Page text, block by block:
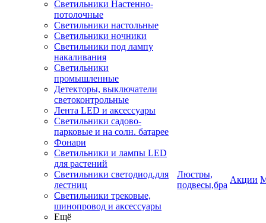
Светильники Настенно-
потолочные
Светильники настольные
Светильники ночники
Светильники под лампу
накаливания
Светильники
промышленные
Детекторы, выключатели
светоконтрольные
Лента LED и аксессуары
Светильники садово-
парковые и на солн. батарее
Фонари
Светильники и лампы LED
для растений
Светильники светодиод.для
лестниц
Светильники трековые,
шинопровод и аксессуары
Ещё
Люстры,
подвесы,бра
Акции